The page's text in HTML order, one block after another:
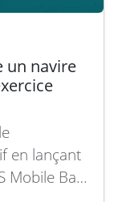
un navire
en lançant
Mobile Bay